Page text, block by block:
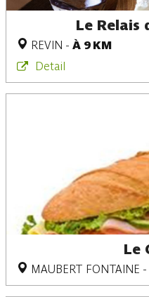
Le Relais
REVIN - À 9 KM
Detail
Le
MAUBERT FONTAINE -